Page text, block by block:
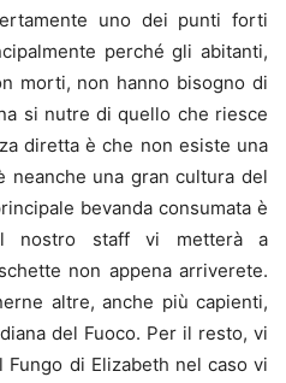
uno dei punti forti
perché gli abitanti,
morti, non hanno bisogno di
si nutre di quello che riesce
diretta è che non esiste una
neanche una gran cultura del
bevanda consumata è
nostro staff vi metterà a
non appena arriverete.
altre, anche più capienti,
del Fuoco. Per il resto, vi
di Elizabeth nel caso vi